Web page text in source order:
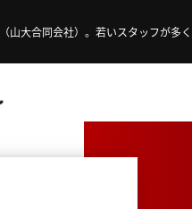
大合同会社）。若いスタッフが多く